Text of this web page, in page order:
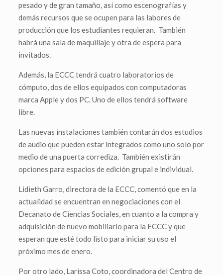
pesado y de gran tamaño, así como escenografías y
demás recursos que se ocupen para las labores de
producción que los estudiantes requieran. También
habrá una sala de maquillaje y otra de espera para
invitados.
Además, la ECCC tendrá cuatro laboratorios de
cómputo, dos de ellos equipados con computadoras
marca Apple y dos PC. Uno de ellos tendrá software
libre.
Las nuevas instalaciones también contarán dos estudios
de audio que pueden estar integrados como uno solo por
medio de una puerta corrediza. También existirán
opciones para espacios de edición grupal e individual.
Lidieth Garro, directora de la ECCC, comentó que en la
actualidad se encuentran en negociaciones con el
Decanato de Ciencias Sociales, en cuanto a la compra y
adquisición de nuevo mobiliario para la ECCC y que
esperan que esté todo listo para iniciar su uso el
próximo mes de enero.
Por otro lado, Larissa Coto, coordinadora del Centro de